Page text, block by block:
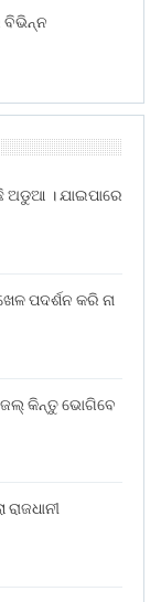
ବିଭିନ୍ନ
। ଯାଇପାରେ
ପଦର୍ଶନ କରି ନା
କିନ୍ତୁ ଭୋଗିବେ